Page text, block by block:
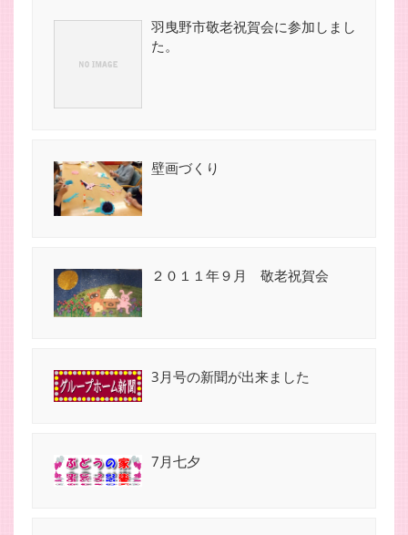
羽曳野市敬老祝賀会に参加しまし
た。
壁画づくり
２０１１年９月 敬老祝賀会
3月号の新聞が出来ました
7月七夕